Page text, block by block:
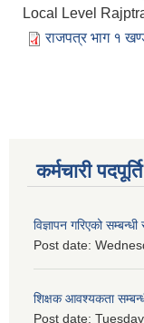
Local Level
राजपत्र भाग १
कर्मचारी पदपूर्ति
विज्ञापन गरिएको
Post date:
शिक्षक आवश्यकता
Post date: